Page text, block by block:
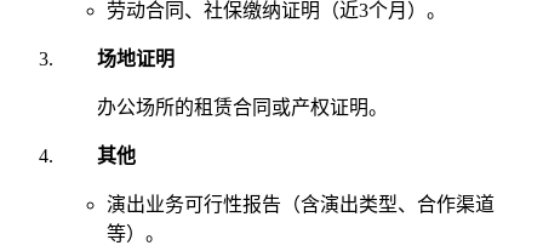
劳动合同、社保缴纳证明（近3个月）。
场地证明
办公场所的租赁合同或产权证明。
其他
演出业务可行性报告（含演出类型、合作渠道
等）。